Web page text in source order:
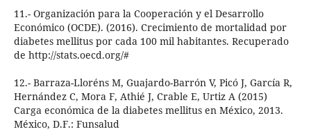
11.- Organización para la Cooperación y el Desarrollo
Económico (OCDE). (2016). Crecimiento de mortalidad por
diabetes mellitus por cada 100 mil habitantes. Recuperado
de http://stats.oecd.org/#
12.- Barraza-Lloréns M, Guajardo-Barrón V, Picó J, García R,
Hernández C, Mora F, Athié J, Crable E, Urtiz A (2015)
Carga económica de la diabetes mellitus en México, 2013.
México, D.F.: Funsalud